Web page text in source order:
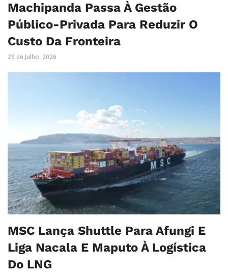
Machipanda Passa À Gestão
Público-Privada Para Reduzir O
Custo Da Fronteira
29 de Julho, 2026
MSC Lança Shuttle Para Afungi E
Liga Nacala E Maputo À Logística
Do LNG